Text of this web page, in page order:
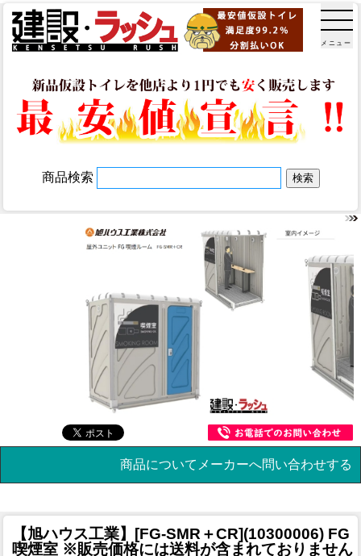
メニュー
商品検索
商品についてメーカーへ問い合わせする
【旭ハウス工業】[FG-SMR＋CR](10300006) FG
喫煙室 ※販売価格には送料が含まれておりません